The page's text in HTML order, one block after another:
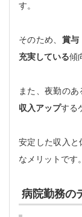
す。
そのため、 賞与
充実している傾
また、夜勤のあ
収入アップする
安定した収入と
なメリットです。
病院勤務の